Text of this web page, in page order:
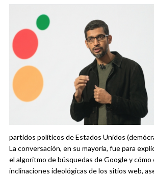
partidos políticos de Estados Unidos
La conversación, en su mayoría, fue para
el algoritmo de búsquedas de Google y
inclinaciones ideológicas de los sitios web,